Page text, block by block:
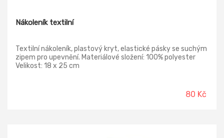
Nákoleník textilní
Textilní nákoleník, plastový kryt, elastické pásky se suchým
zipem pro upevnění. Materiálové složení: 100% polyester
Velikost: 18 x 25 cm
80 Kč